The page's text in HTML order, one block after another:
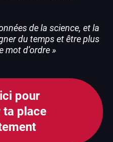
de la science, et la
du temps et être plus
mot d’ordre »
pour
ta place